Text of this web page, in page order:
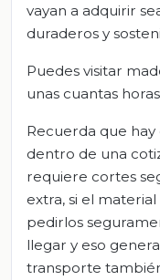
vayan a adquirir
duraderos y
Puedes visitar
unas cuantas
Recuerda que hay
dentro de una
requiere cortes
extra, si el
pedirlos
llegar y eso
transporte